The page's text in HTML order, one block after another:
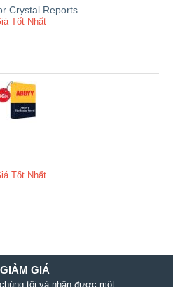
Crystal Reports
Tốt Nhất
Tốt Nhất
GIÁ
tôi và nhận được một